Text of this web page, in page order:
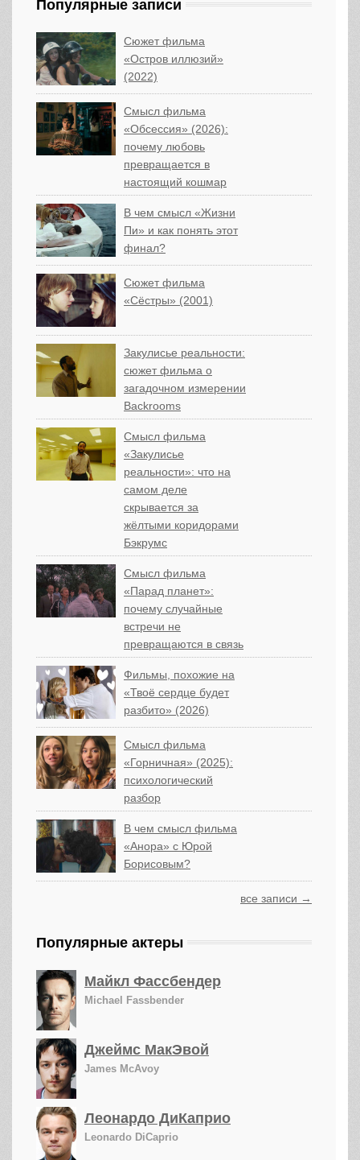
Популярные записи
Сюжет фильма
«Остров иллюзий»
(2022)
Смысл фильма
«Обсессия» (2026):
почему любовь
превращается в
настоящий кошмар
В чем смысл «Жизни
Пи» и как понять этот
финал?
Сюжет фильма
«Сёстры» (2001)
Закулисье реальности:
сюжет фильма о
загадочном измерении
Backrooms
Смысл фильма
«Закулисье
реальности»: что на
самом деле
скрывается за
жёлтыми коридорами
Бэкрумс
Смысл фильма
«Парад планет»:
почему случайные
встречи не
превращаются в связь
Фильмы, похожие на
«Твоё сердце будет
разбито» (2026)
Смысл фильма
«Горничная» (2025):
психологический
разбор
В чем смысл фильма
«Анора» с Юрой
Борисовым?
все записи →
Популярные актеры
Майкл Фассбендер
Michael Fassbender
Джеймс МакЭвой
James McAvoy
Леонардо ДиКаприо
Leonardo DiCaprio